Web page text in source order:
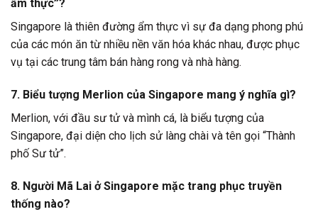
ẩm thực”?
Singapore là thiên đường ẩm thực vì sự đa dạng phong phú
của các món ăn từ nhiều nền văn hóa khác nhau, được phục
vụ tại các trung tâm bán hàng rong và nhà hàng.
7. Biểu tượng Merlion của Singapore mang ý nghĩa gì?
Merlion, với đầu sư tử và mình cá, là biểu tượng của
Singapore, đại diện cho lịch sử làng chài và tên gọi “Thành
phố Sư tử”.
8. Người Mã Lai ở Singapore mặc trang phục truyền
thống nào?